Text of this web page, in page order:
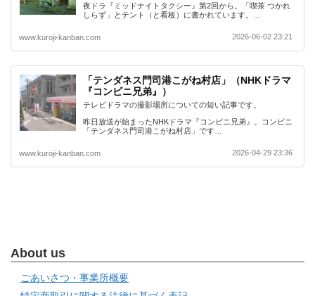
夜ドラ『ミッドナイトタクシー』第2回から。「喫茶 つかれ
しらず」とテント（と看板）に書かれています。…
www.kuroji-kanban.com 2026-06-02 23:21
「テンダネス門司港こがね村店」（NHKドラマ
『コンビニ兄弟』）
テレビドラマの撮影場所についての短い記事です。
昨日放送が始まったNHKドラマ『コンビニ兄弟』。コンビニ
「テンダネス門司港こがね村店」です…
www.kuroji-kanban.com 2026-04-29 23:36
About us
ごあいさつ・事業所概要